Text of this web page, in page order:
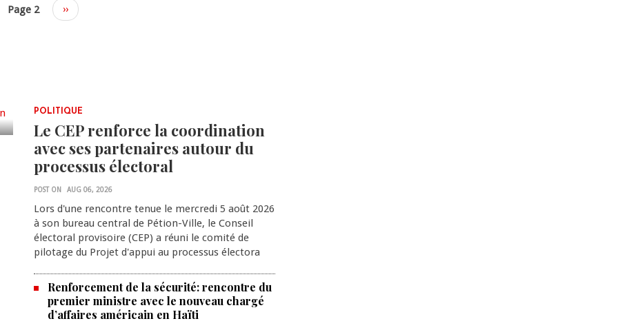
Page 2
Next
page
››
POLITIQUE
Le CEP renforce la coordination
avec ses partenaires autour du
processus électoral
POST ON AUG 06, 2026
Lors d'une rencontre tenue le mercredi 5 août 2026
à son bureau central de Pétion-Ville, le Conseil
électoral provisoire (CEP) a réuni le comité de
pilotage du Projet d'appui au processus électora
Renforcement de la sécurité: rencontre du
premier ministre avec le nouveau chargé
d’affaires américain en Haïti